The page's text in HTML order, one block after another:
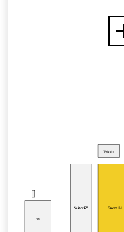
A8
Sektor P4
Sektor P5
Telebim